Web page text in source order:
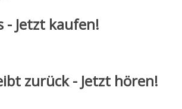
- Jetzt kaufen!
zurück - Jetzt hören!